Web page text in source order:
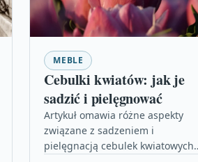
MEBLE
Cebulki kwiatów: jak je
sadzić i pielęgnować
Artykuł omawia różne aspekty
związane z sadzeniem i
pielęgnacją cebulek kwiatowych.